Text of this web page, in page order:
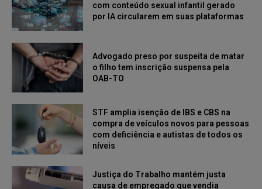
com conteúdo sexual infantil gerado
por IA circularem em suas plataformas
Advogado preso por suspeita de matar
o filho tem inscrição suspensa pela
OAB-TO
STF amplia isenção de IBS e CBS na
compra de veículos novos para pessoas
com deficiência e autistas de todos os
níveis
Justiça do Trabalho mantém justa
causa de empregado que vendia